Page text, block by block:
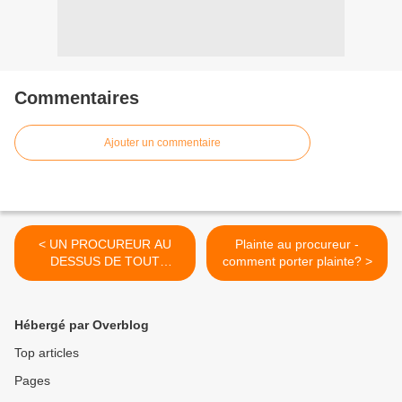
Commentaires
Ajouter un commentaire
< UN PROCUREUR AU
DESSUS DE TOUT
SOUPÇON ?
Plainte au procureur -
comment porter plainte? >
Hébergé par Overblog
Top articles
Pages